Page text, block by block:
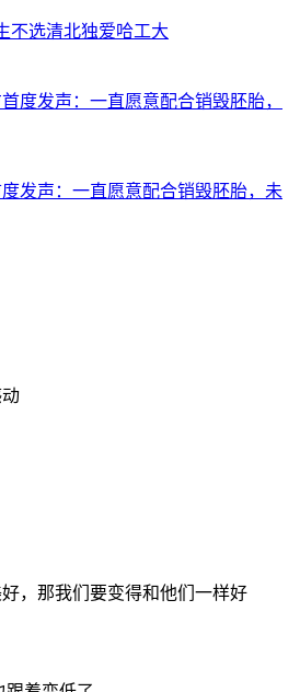
不选清北独爱哈工大
发声：一直愿意配合销毁胚胎，未
，那我们要变得和他们一样好